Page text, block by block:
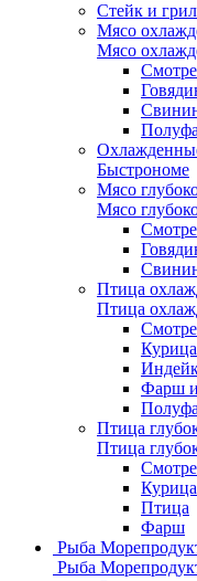
Стейк и
Мясо
Мясо
Быстрономе
Мясо
Мясо
Птица
Птица
Курица
Фарш
Птица
Птица
Курица
Птица
Фарш
Рыба
Рыба